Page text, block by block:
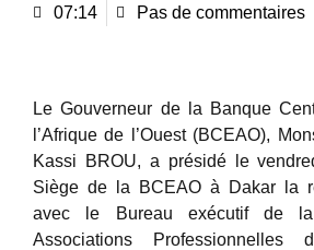
07:14
Pas de commentaires
Le Gouverneur de la Banque
l’Afrique de l’Ouest (BCEAO),
Kassi BROU, a présidé le
Siège de la BCEAO à Dakar la
avec le Bureau exécutif de
Associations Professionnelles